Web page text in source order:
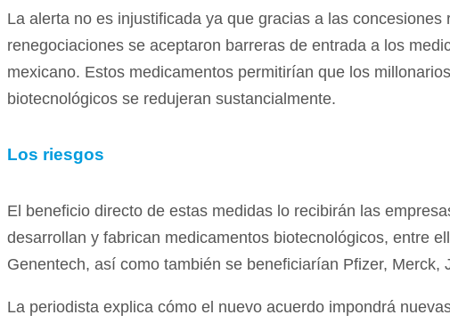
La alerta no es injustificada ya que gracias a las
renegociaciones se aceptaron barreras de entrada a los
mexicano. Estos medicamentos permitirían que los
biotecnológicos se redujeran sustancialmente.
Los riesgos
El beneficio directo de estas medidas lo recibirán las
desarrollan y fabrican medicamentos biotecnológicos, entre
Genentech, así como también se beneficiarían Pfizer, Merck,
La periodista explica cómo el nuevo acuerdo impondrá